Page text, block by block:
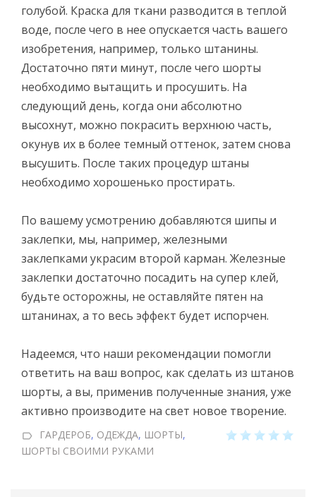
голубой. Краска для ткани разводится в теплой
воде, после чего в нее опускается часть вашего
изобретения, например, только штанины.
Достаточно пяти минут, после чего шорты
необходимо вытащить и просушить. На
следующий день, когда они абсолютно
высохнут, можно покрасить верхнюю часть,
окунув их в более темный оттенок, затем снова
высушить. После таких процедур штаны
необходимо хорошенько простирать.
По вашему усмотрению добавляются шипы и
заклепки, мы, например, железными
заклепками украсим второй карман. Железные
заклепки достаточно посадить на супер клей,
будьте осторожны, не оставляйте пятен на
штанинах, а то весь эффект будет испорчен.
Надеемся, что наши рекомендации помогли
ответить на ваш вопрос, как сделать из штанов
шорты, а вы, применив полученные знания, уже
активно производите на свет новое творение.
ГАРДЕРОБ, ОДЕЖДА, ШОРТЫ,
ШОРТЫ СВОИМИ РУКАМИ